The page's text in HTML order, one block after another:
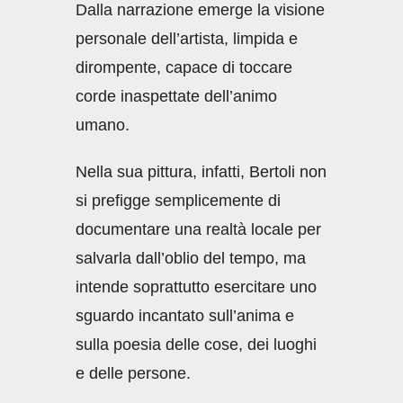
Dalla narrazione emerge la visione
personale dell’artista, limpida e
dirompente, capace di toccare
corde inaspettate dell’animo
umano.
Nella sua pittura, infatti, Bertoli non
si prefigge semplicemente di
documentare una realtà locale per
salvarla dall’oblio del tempo, ma
intende soprattutto esercitare uno
sguardo incantato sull’anima e
sulla poesia delle cose, dei luoghi
e delle persone.